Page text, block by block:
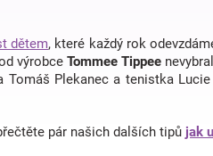
dětem, které každý rok
výrobceTommee Tippee
Tomáš Plekanec a tenistka
pár našich dalších tipů jak